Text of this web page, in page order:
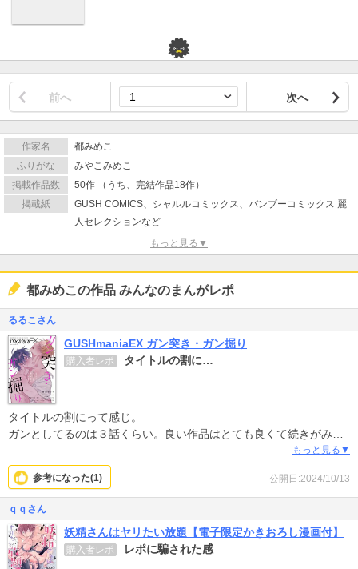
前へ 次へ
作家名
都みめこ
ふりがな
みやこみめこ
掲載作品数
50作 （うち、完結作品18作）
掲載紙
GUSH COMICS、シャルルコミックス、バンブーコミックス 麗
人セレクションなど
もっと見る▼
都みめこの作品 みんなのまんがレポ
るるこさん
GUSHmaniaEX ガン突き・ガン掘り
購入者レポ タイトルの割に…
タイトルの割にって感じ。
ガンとしてるのは３話くらい。良い作品はとても良くて続きがみた
もっと見る▼
公開日:2024/10/13
参考になった(1)
ｑｑさん
妖精さんはヤリたい放題【電子限定かきおろし漫画付】
購入者レポ レポに騙された感